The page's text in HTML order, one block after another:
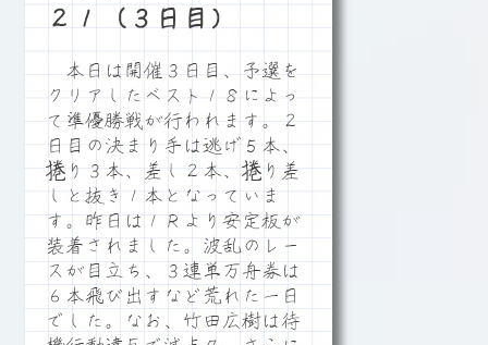
２１（３日目）
本日は開催３日目、予選を
クリアしたベスト１８によっ
て準優勝戦が行われます。２
日目の決まり手は逃げ５本、
捲り３本、差し２本、捲り差
しと抜き１本となっていま
す。昨日は１Ｒより安定板が
装着されました。波乱のレー
スが目立ち、３連単万舟券は
６本飛び出すなど荒れた一日
でした。なお、竹田広樹は待